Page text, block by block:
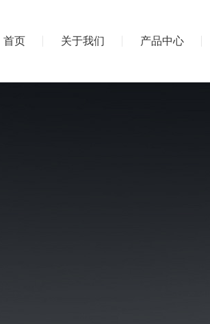
首页 关于我们 产品中心